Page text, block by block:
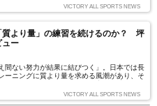
す。どういう理由なのでしょうか？ ベルリ
に解説を依頼しました。
VICTORY ALL SPORTS NEWS
質より量」の練習を続けるのか？ 坪
ュー
間ない努力が結果に結びつく」。日本では長
ーニングに質より量を求める風潮があり、そ
れた選手が重体になる事件など、痛ましいニ
ん。 海外に目を移せば、十分な休養、最適
VICTORY ALL SPORTS NEWS